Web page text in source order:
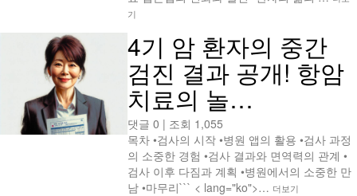
기
4기 암 환자의 중간
검진 결과 공개! 항암
치료의 놀…
댓글 0 | 조회 1,055
목차 •검사의 시작 •병원 앱의 활용 •검사 과정
의 소중한 경험 •검사 결과와 면역력의 관계 •
검사 이후 다짐과 계획 •병원에서의 소중한 만
남 •마무리``` < lang="ko">… 더보기